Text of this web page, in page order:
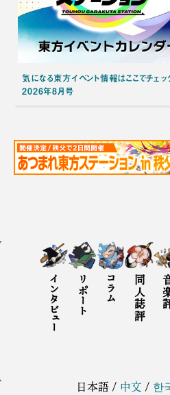
気になる東方イベント情報はここでチェッ
2026年8月号
インタビュー リポート コラム 同人誌評 音
日本語/ 中文 / 한